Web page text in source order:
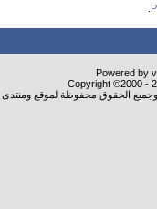
Powered by
Copyright ©2000 -
الحقوق محفوظة لموقع